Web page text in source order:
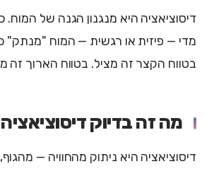
דיסוציאציה היא מנגנון הגנה של
מדי — פיזית או רגשית — המוח "מנתק"
בטווח הקצר זה מציל. בטווח הארוך זה
מה זה בדיוק דיסוציאציה
דיסוציאציה היא ניתוק מהחוויה —